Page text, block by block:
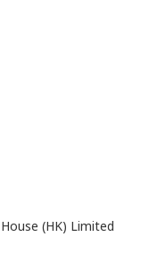
(HK) Limited